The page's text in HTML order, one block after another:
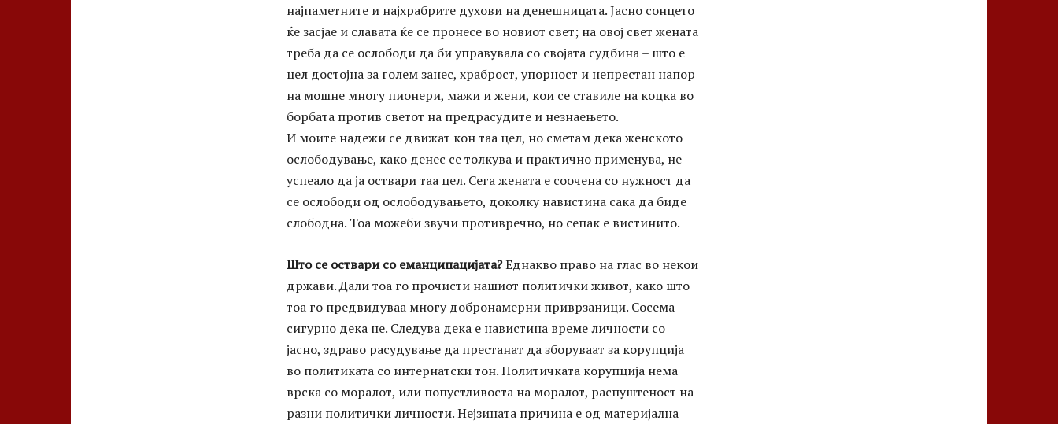
најпаметните и најхрабрите духови на денешницата. Јасно сонцето
ќе засјае и славата ќе се пронесе во новиот свет; на овој свет жената
треба да се ослободи да би управувала со својата судбина – што е
цел достојна за голем занес, храброст, упорност и непрестан напор
на мошне многу пионери, мажи и жени, кои се ставиле на коцка во
борбата против светот на предрасудите и незнаењето.
И моите надежи се движат кон таа цел, но сметам дека женското
ослободување, како денес се толкува и практично применува, не
успеало да ја оствари таа цел. Сега жената е соочена со нужност да
се ослободи од ослободувањето, доколку навистина сака да биде
слободна. Тоа можеби звучи противречно, но сепак е вистинито.
Што се оствари со еманципацијата?Еднакво право на глас во некои
држави. Дали тоа го прочисти нашиот политички живот, како што
тоа го предвидуваа многу добронамерни приврзаници. Сосема
сигурно дека не. Следува дека е навистина време личности со
јасно, здраво расудување да престанат да зборуваат за корупција
во политиката со интернатски тон. Политичката корупција нема
врска со моралот, или попустливоста на моралот, распуштеност на
разни политички личности. Нејзината причина е од материјална